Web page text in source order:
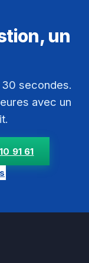
un
secondes.
avec un
91 61